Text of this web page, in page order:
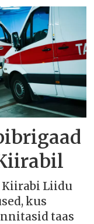
Kiirabi Liidu
kus
taas